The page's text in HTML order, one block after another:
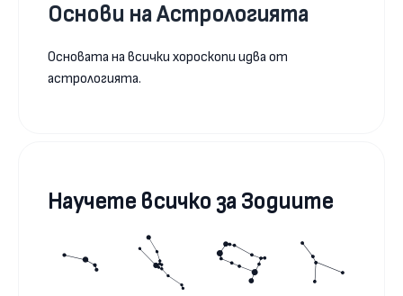
Основи на Астрологията
Основата на всички хороскопи идва от
астрологията.
Научете всичко за Зодиите